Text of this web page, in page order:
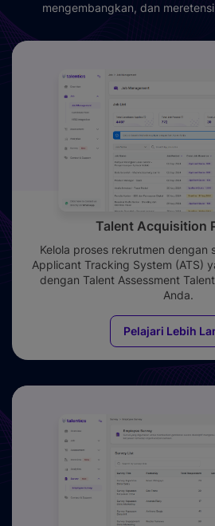
mengembangkan, dan
Talent Acquisition
Kelola proses rekrutmen dengan
Applicant Tracking System (ATS)
dengan Talent Assessment
Anda.
Pelajari Lebih